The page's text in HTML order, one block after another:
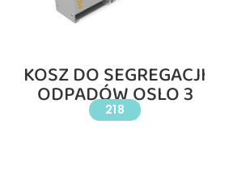
KOSZ DO SEGREGACJI
ODPADÓW OSLO 3
218